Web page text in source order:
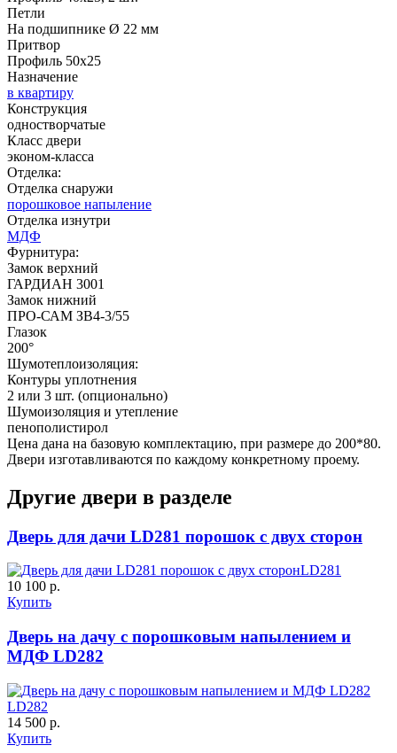
Д-36 С
ДНТ ДС
ДУБ БЕЛЁНЫЙ
Рисунок 15
C51
C53
C55 C56
C57
Петли
На подшипнике Ø 22 мм
Притвор
Профиль 50х25
Назначение
в квартиру
Конструкция
одностворчатые
Класс двери
эконом-класса
Отделка:
Отделка снаружи
порошковое напыление
Отделка изнутри
МДФ
Фурнитура:
Замок верхний
ГАРДИАН 3001
Замок нижний
ПРО-САМ ЗВ4-3/55
Глазок
200°
Шумотеплоизоляция:
Контуры уплотнения
2 или 3 шт. (опционально)
Шумоизоляция и утепление
пенополистирол
Цена дана на базовую комплектацию, при размере до 200*80.
Двери изготавливаются по каждому конкретному проему.
Другие двери в разделе
Дверь для дачи LD281 порошок с двух сторон
LD281
10 100 р.
Купить
Дверь на дачу с порошковым напылением и
МДФ LD282
LD282
14 500 р.
Купить